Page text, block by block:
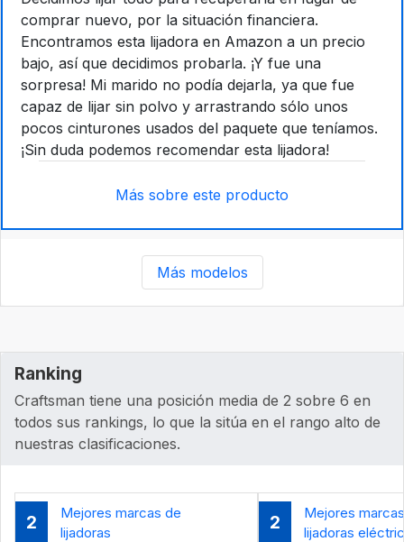
comprar nuevo, por la situación financiera.
Encontramos esta lijadora en Amazon a un precio
bajo, así que decidimos probarla. ¡Y fue una
sorpresa! Mi marido no podía dejarla, ya que fue
capaz de lijar sin polvo y arrastrando sólo unos
pocos cinturones usados del paquete que teníamos.
¡Sin duda podemos recomendar esta lijadora!
Más sobre este producto
Más modelos
Ranking
Craftsman tiene una posición media de 2 sobre 6 en
todos sus rankings, lo que la sitúa en el rango alto de
nuestras clasificaciones.
2
Mejores marcas de
lijadoras
2
Mejores
lijadoras